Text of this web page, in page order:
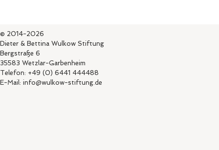
© 2014-2026
Dieter & Bettina Wulkow Stiftung
Bergstraße 6
35583 Wetzlar-Garbenheim
Telefon: +49 (0) 6441 444488
E-Mail: info@wulkow-stiftung.de